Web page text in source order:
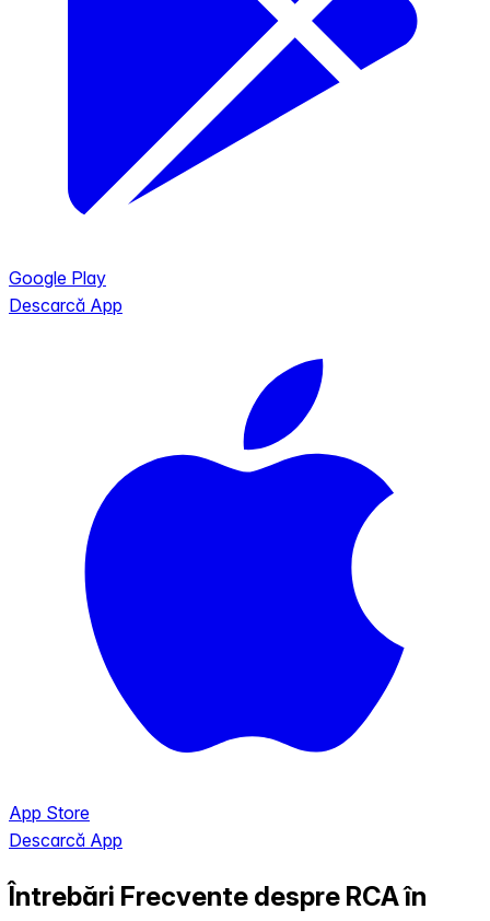
Google Play
Descarcă App
App Store
Descarcă App
Întrebări Frecvente despre RCA în